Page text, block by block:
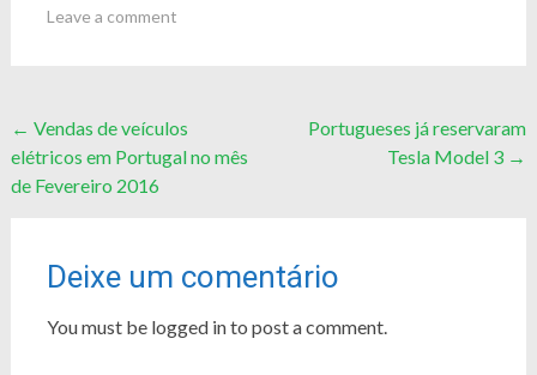
Leave a comment
Post
navigation
← Vendas de veículos
elétricos em Portugal no mês
de Fevereiro 2016
Portugueses já reservaram
Tesla Model 3 →
Deixe um comentário
You must be logged in to post a comment.